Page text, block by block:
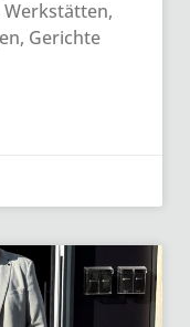
Gerichte